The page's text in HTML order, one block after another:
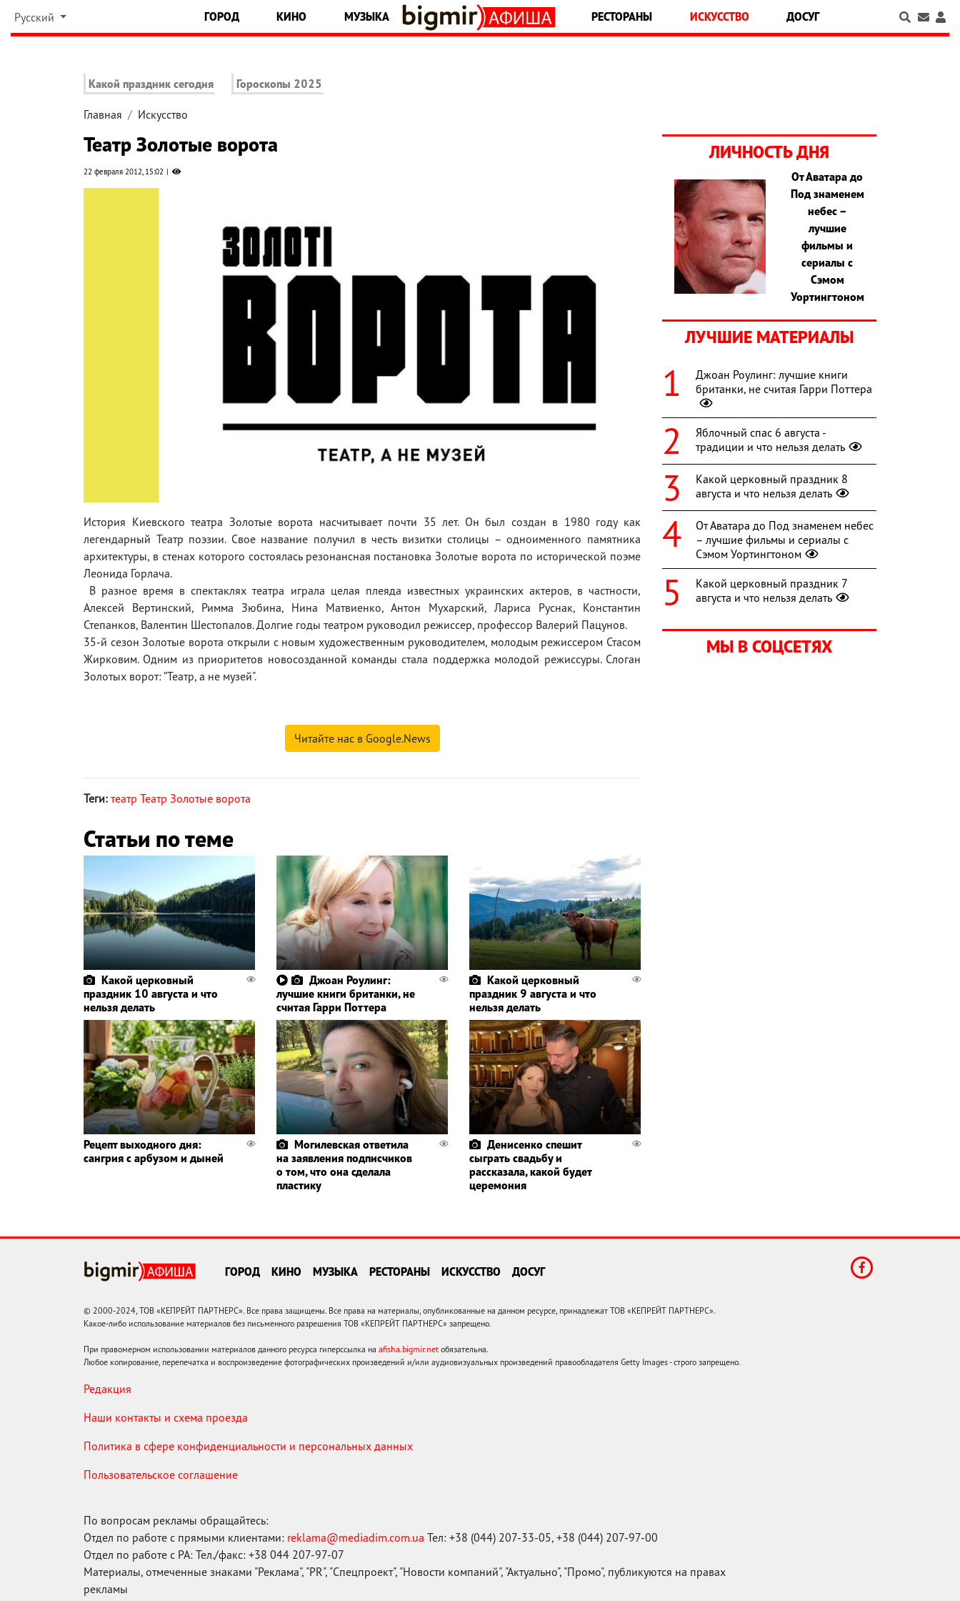
Русский ГОРОД КИНО МУЗЫКА РЕСТОРАНЫ ИСКУССТВО ДОСУГ
Какой праздник сегодня Гороскопы 2025
Главная Искусство
Театр Золотые ворота
22 февраля 2012, 15:02
История Киевского театра Золотые ворота насчитывает почти 35 лет. Он был создан в 1980 году как
легендарный Театр поэзии. Свое название получил в честь визитки столицы – одноименного памятника
архитектуры, в стенах которого состоялась резонансная постановка Золотые ворота по исторической поэме
Леонида Горлача.
В разное время в спектаклях театра играла целая плеяда известных украинских актеров, в частности,
Алексей Вертинский, Римма Зюбина, Нина Матвиенко, Антон Мухарский, Лариса Руснак, Константин
Степанков, Валентин Шестопалов. Долгие годы театром руководил режиссер, профессор Валерий Пацунов.
35-й сезон Золотые ворота открыли с новым художественным руководителем, молодым режиссером Стасом
Жирковим. Одним из приоритетов новосозданной команды стала поддержка молодой режиссуры. Слоган
Золотых ворот: “Театр, а не музей".
Читайте нас в Google.News
Теги: театр Театр Золотые ворота
Статьи по теме
Какой церковный
праздник 10 августа и что
нельзя делать
Джоан Роулинг:
лучшие книги британки, не
считая Гарри Поттера
Какой церковный
праздник 9 августа и что
нельзя делать
Рецепт выходного дня:
сангрия с арбузом и дыней
Могилевская ответила
на заявления подписчиков
о том, что она сделала
пластику
Денисенко спешит
сыграть свадьбу и
рассказала, какой будет
церемония
ЛИЧНОСТЬ ДНЯ
От Аватара до
Под знаменем
небес –
лучшие
фильмы и
сериалы с
Сэмом
Уортингтоном
ЛУЧШИЕ МАТЕРИАЛЫ
Джоан Роулинг: лучшие книги
британки, не считая Гарри Поттера
Яблочный спас 6 августа -
традиции и что нельзя делать
Какой церковный праздник 8
августа и что нельзя делать
От Аватара до Под знаменем небес
– лучшие фильмы и сериалы с
Сэмом Уортингтоном
Какой церковный праздник 7
августа и что нельзя делать
МЫ В СОЦСЕТЯХ
ГОРОД КИНО МУЗЫКА РЕСТОРАНЫ ИСКУССТВО ДОСУГ
© 2000-2024, ТОВ «КЕПРЕЙТ ПАРТНЕРС». Все права защищены. Все права на материалы, опубликованные на данном ресурсе, принадлежат ТОВ «КЕПРЕЙТ ПАРТНЕРС».
Какое-либо использование материалов без письменного разрешения ТОВ «КЕПРЕЙТ ПАРТНЕРС» запрещено.
При правомерном использовании материалов данного ресурса гиперссылка на afisha.bigmir.net обязательна.
Любое копирование, перепечатка и воспроизведение фотографических произведений и/или аудиовизуальных произведений правообладателя Getty Images - строго запрещено.
Редакция
Наши контакты и схема проезда
Политика в сфере конфиденциальности и персональных данных
Пользовательское соглашение
По вопросам рекламы обращайтесь:
Отдел по работе с прямыми клиентами: reklama@mediadim.com.ua Тел: +38 (044) 207-33-05, +38 (044) 207-97-00
Отдел по работе с РА: Тел./факс: +38 044 207-97-07
Материалы, отмеченные знаками "Реклама", "PR", "Спецпроект", "Новости компаний", "Актуально", "Промо", публикуются на правах
рекламы